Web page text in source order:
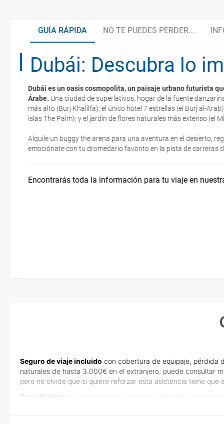
GUÍA RÁPIDA NO TE PUEDES PERDER...
Dubái: Descubra lo
Dubái es un oasis cosmopolita, un paisaje urbano futurista
Árabe. Una ciudad de superlativos, hogar de la fuente
más alto (Burj Khalilfa); el único hotel 7 estrellas (el Burj al-
islas The Palm); y el jardín de flores naturales más extenso (el
Alquile un buggy the arena para una aventura en el desierto,
emociónate con tu dromedario favorito en la pista de carreras
Encontrarás toda la información para tu viaje en
Centro Sheikh Mohammed
Jumeirah Beach
Organiza tu viaje
¿Cómo llegar?
La documentación de tu reserva te será enviada por mail en el
esté realizado completamente.
electrónicos por lo que podrás obtenerlas directamente en los
realizando el check-in por su web.
Eso sí, deberás estar atento si viajas con una compañía low cost,
exigen la presentación de la tarjeta de embarque (que deberás
Seguro de viaje incluido con cobertura de equipaje, pérdida
naturales de hasta 3.000€ en el extranjero, puede consultar
pero no olvide que si quiere reforzar esta asistencia tiene
Pago flexible
sin intereses para reservas realizadas con más